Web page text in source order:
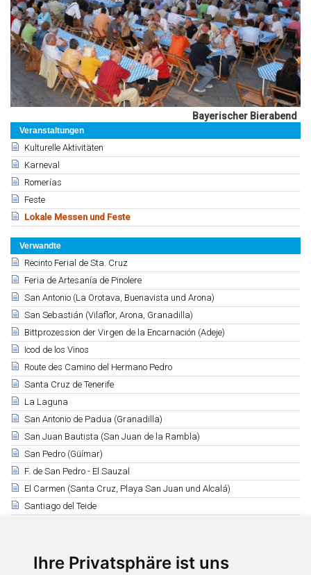
Ihre Privatsphäre ist uns
Veranstaltungen
Kulturelle Aktivitäten
Karneval
Romerías
Feste
Lokale Messen und Feste
Verwandte
Recinto Ferial de Sta. Cruz
Feria de Artesanía de Pinolere
San Antonio (La Orotava, Buenavista und Arona)
San Sebastián (Vilaflor, Arona, Granadilla)
Bittprozession der Virgen de la Encarnación (Adeje)
Icod de los Vinos
Route des Camino del Hermano Pedro
Santa Cruz de Tenerife
La Laguna
San Antonio de Padua (Granadilla)
San Juan Bautista (San Juan de la Rambla)
San Pedro (Güímar)
F. de San Pedro - El Sauzal
El Carmen (Santa Cruz, Playa San Juan und Alcalá)
Santiago del Teide
La Victoria de Acentejo
Bayerischer Bierabend